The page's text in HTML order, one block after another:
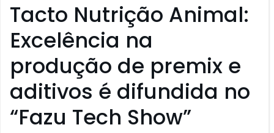
Tacto Nutrição Animal:
Excelência na
produção de premix e
aditivos é difundida no
“Fazu Tech Show”